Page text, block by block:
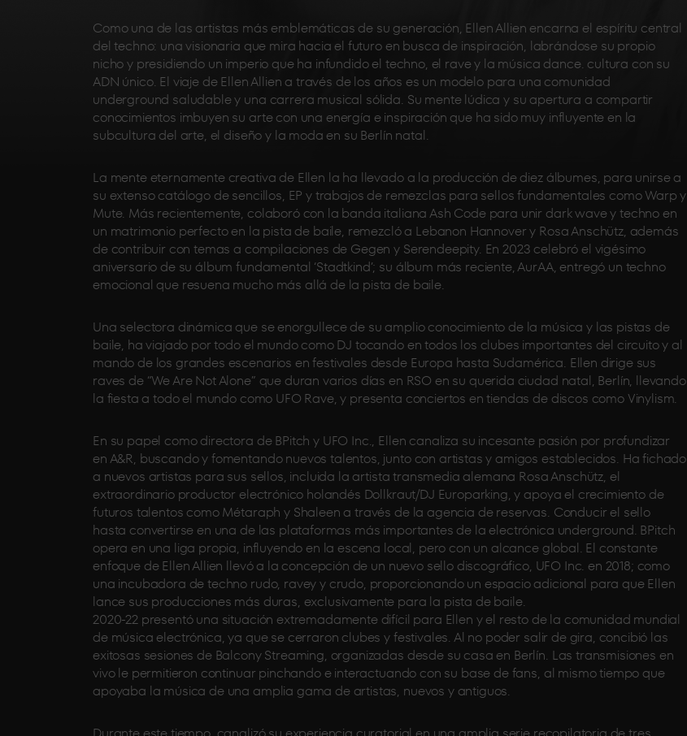
Como una de las artistas más emblemáticas de su generación, Ellen Allien encarna el espíritu central
del techno: una visionaria que mira hacia el futuro en busca de inspiración, labrándose su propio
nicho y presidiendo un imperio que ha infundido el techno, el rave y la música dance. cultura con su
ADN único. El viaje de Ellen Allien a través de los años es un modelo para una comunidad
underground saludable y una carrera musical sólida. Su mente lúdica y su apertura a compartir
conocimientos imbuyen su arte con una energía e inspiración que ha sido muy influyente en la
subcultura del arte, el diseño y la moda en su Berlín natal.
La mente eternamente creativa de Ellen la ha llevado a la producción de diez álbumes, para unirse a
su extenso catálogo de sencillos, EP y trabajos de remezclas para sellos fundamentales como Warp y
Mute. Más recientemente, colaboró con la banda italiana Ash Code para unir dark wave y techno en
un matrimonio perfecto en la pista de baile, remezcló a Lebanon Hannover y Rosa Anschütz, además
de contribuir con temas a compilaciones de Gegen y Serendeepity. En 2023 celebró el vigésimo
aniversario de su álbum fundamental ‘Stadtkind’; su álbum más reciente, AurAA, entregó un techno
emocional que resuena mucho más allá de la pista de baile.
Una selectora dinámica que se enorgullece de su amplio conocimiento de la música y las pistas de
baile, ha viajado por todo el mundo como DJ tocando en todos los clubes importantes del circuito y al
mando de los grandes escenarios en festivales desde Europa hasta Sudamérica. Ellen dirige sus
raves de “We Are Not Alone” que duran varios días en RSO en su querida ciudad natal, Berlín, llevando
la fiesta a todo el mundo como UFO Rave, y presenta conciertos en tiendas de discos como Vinylism.
En su papel como directora de BPitch y UFO Inc., Ellen canaliza su incesante pasión por profundizar
en A&R, buscando y fomentando nuevos talentos, junto con artistas y amigos establecidos. Ha fichado
a nuevos artistas para sus sellos, incluida la artista transmedia alemana Rosa Anschütz, el
extraordinario productor electrónico holandés Dollkraut/DJ Europarking, y apoya el crecimiento de
futuros talentos como Métaraph y Shaleen a través de la agencia de reservas. Conducir el sello
hasta convertirse en una de las plataformas más importantes de la electrónica underground. BPitch
opera en una liga propia, influyendo en la escena local, pero con un alcance global. El constante
enfoque de Ellen Allien llevó a la concepción de un nuevo sello discográfico, UFO Inc. en 2018; como
una incubadora de techno rudo, ravey y crudo, proporcionando un espacio adicional para que Ellen
lance sus producciones más duras, exclusivamente para la pista de baile.
2020-22 presentó una situación extremadamente difícil para Ellen y el resto de la comunidad mundial
de música electrónica, ya que se cerraron clubes y festivales. Al no poder salir de gira, concibió las
exitosas sesiones de Balcony Streaming, organizadas desde su casa en Berlín. Las transmisiones en
vivo le permitieron continuar pinchando e interactuando con su base de fans, al mismo tiempo que
apoyaba la música de una amplia gama de artistas, nuevos y antiguos.